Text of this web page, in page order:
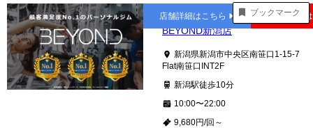
ブックマーク
新潟
BEYOND新潟店
新潟県新潟市中央区南笹口1-15-7
Flat南笹口INT2F
新潟駅徒歩10分
10:00〜22:00
9,680円/回～
店舗詳細はこちら 公式サイト